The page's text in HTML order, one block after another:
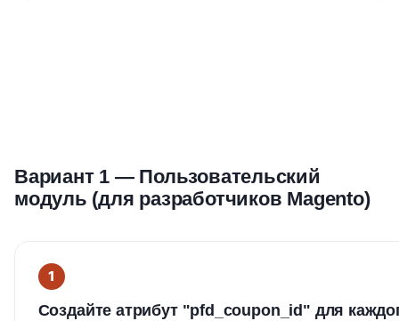
Вариант 1 — Пользовательский
модуль (для разработчиков Magento)
Создайте атрибут "pfd_coupon_id" для